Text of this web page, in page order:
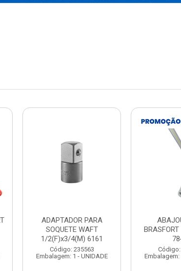
ABAJOUR LED
BRASFORT COB MESA
7844
Código: 310379
Embalagem: 1 - UNIDADE